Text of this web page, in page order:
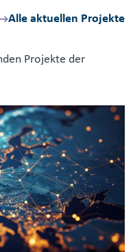
Projekte der
Alle aktuellen Projekte